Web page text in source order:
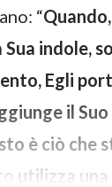
“
Sua
Egli
il
è ciò che
utilizza